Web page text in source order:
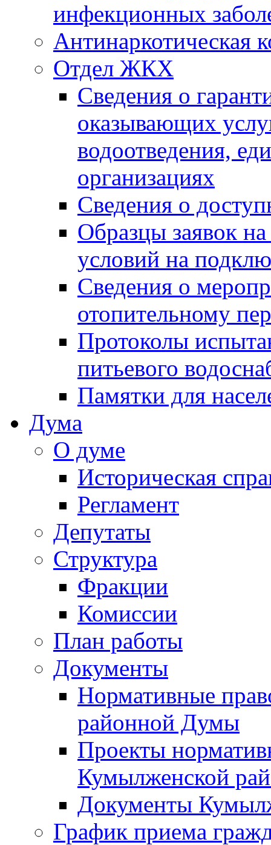
инфекционных
Антинаркотическая
Отдел ЖКХ
Сведения о
оказывающих
водоотведения,
организациях
Сведения о
Образцы заявок
условий на
Сведения о
отопительному
Протоколы
питьевого
Памятки для
Дума
О думе
Историческая
Регламент
Депутаты
Структура
Фракции
Комиссии
План работы
Документы
Нормативные
районной Думы
Проекты
Кумылженской
Документы
График приема